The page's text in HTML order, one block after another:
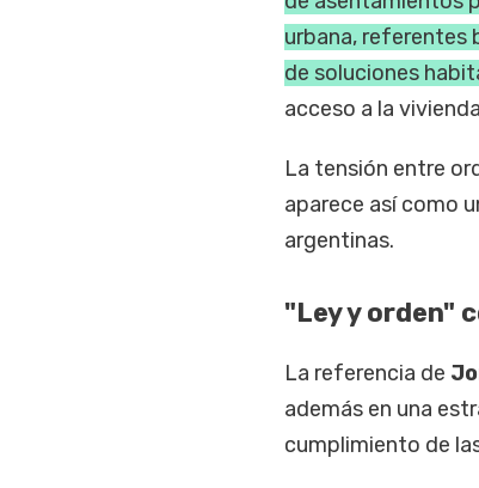
urbana, referentes
de soluciones
acceso a la
La tensión entre
aparece así como
argentinas.
"Ley y orden"
La referencia de
además en una
cumplimiento de